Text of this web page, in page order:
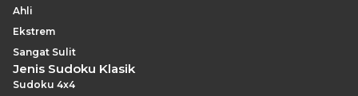
Ahli
Ekstrem
Sangat Sulit
Jenis Sudoku Klasik
Sudoku 4x4